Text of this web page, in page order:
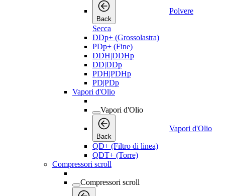
Back
Polvere
Secca
DDp+ (Grossolastra)
PDp+ (Fine)
DDH|DDHp
DD|DDp
PDH|PDHp
PD|PDp
Vapori d'Olio
Vapori d'Olio
Back
Vapori d'Olio
QD+ (Filtro di linea)
QDT+ (Torre)
Compressori scroll
Compressori scroll